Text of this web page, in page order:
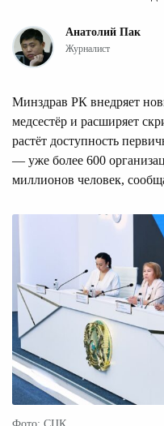
Анатолий Пак
Журналист
Минздрав РК внедряет
медсестёр и расширяет
растёт доступность
— уже более 600
миллионов человек,